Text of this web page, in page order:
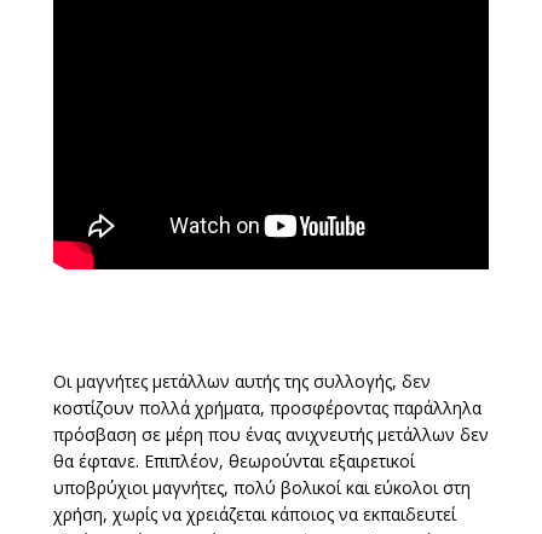
Οι μαγνήτες μετάλλων αυτής της συλλογής, δεν
κοστίζουν πολλά χρήματα, προσφέροντας παράλληλα
πρόσβαση σε μέρη που ένας ανιχνευτής μετάλλων δεν
θα έφτανε. Επιπλέον, θεωρούνται εξαιρετικοί
υποβρύχιοι μαγνήτες, πολύ βολικοί και εύκολοι στη
χρήση, χωρίς να χρειάζεται κάποιος να εκπαιδευτεί